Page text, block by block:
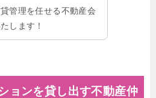
管理を任せる不動産会
します！
ョンを貸し出す不動産仲